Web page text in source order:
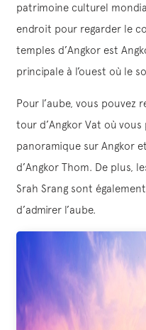
patrimoine culturel
endroit pour regarder le
temples d’Angkor est
principale à l’ouest où le
Pour l’aube, vous pouvez
tour d’Angkor Vat où
panoramique sur Angkor
d’Angkor Thom. De plus,
Srah Srang sont
d’admirer l’aube.